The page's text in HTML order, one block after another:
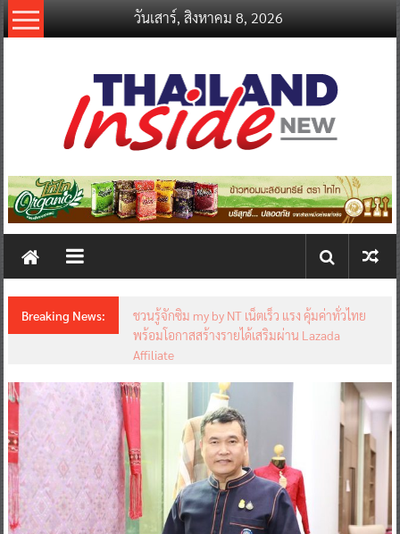
Skip
to
วันเสาร์, สิงหาคม 8, 2026
thailandinsidenew.com
Thailand
New
Breaking News:
ชวนรู้จักซิม my by NT เน็ตเร็ว แรง คุ้มค่าทั่วไทย
พร้อมโอกาสสร้างรายได้เสริมผ่าน Lazada
Affiliate